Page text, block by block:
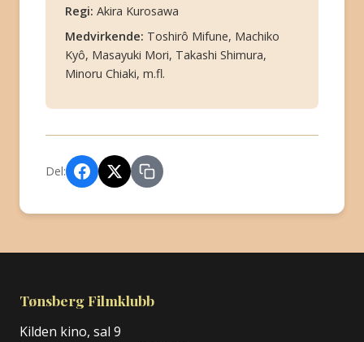
Regi: Akira Kurosawa
Medvirkende: Toshirô Mifune, Machiko
Kyô, Masayuki Mori, Takashi Shimura,
Minoru Chiaki, m.fl.
Del:
Tønsberg Filmklubb
Kilden kino, sal 9